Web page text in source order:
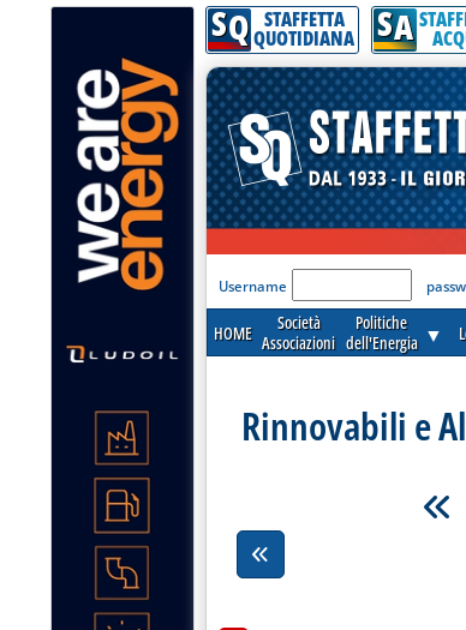
SQ STAFFETTA
QUOTIDIANA SA
'Modulo Login per
Username
HOME
Società
Associazioni
Politiche
dell'Energia ▼
Rinnovabili e